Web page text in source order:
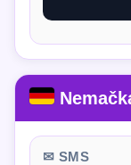
✉ SMS